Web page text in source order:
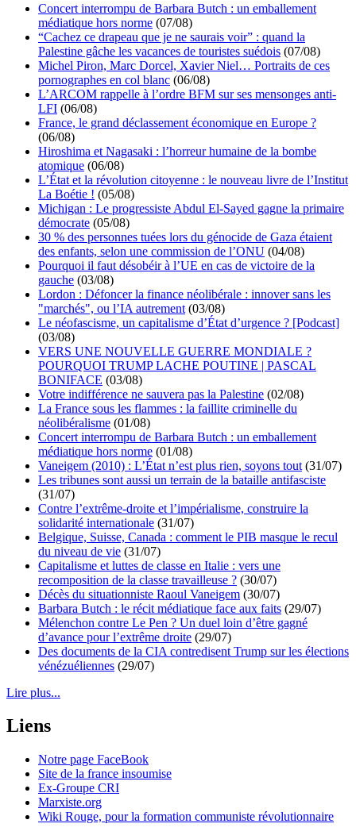
Concert interrompu de Barbara Butch : un emballement
médiatique hors norme (07/08)
“Cachez ce drapeau que je ne saurais voir” : quand la
Palestine gâche les vacances de touristes suédois (07/08)
Michel Piron, Marc Dorcel, Xavier Niel… Portraits de ces
pornographes en col blanc (06/08)
L’ARCOM rappelle à l’ordre BFM sur ses mensonges anti-
LFI (06/08)
France, le grand déclassement économique en Europe ?
(06/08)
Hiroshima et Nagasaki : l’horreur humaine de la bombe
atomique (06/08)
L’État et la révolution citoyenne : le nouveau livre de l’Institut
La Boétie ! (05/08)
Michigan : Le progressiste Abdul El-Sayed gagne la primaire
démocrate (05/08)
30 % des personnes tuées lors du génocide de Gaza étaient
des enfants, selon une commission de l’ONU (04/08)
Pourquoi il faut désobéir à l’UE en cas de victoire de la
gauche (03/08)
Lordon : Défoncer la finance néolibérale : innover sans les
"marchés", ou l’IA autrement (03/08)
Le néofascisme, un capitalisme d’État d’urgence ? [Podcast]
(03/08)
VERS UNE NOUVELLE GUERRE MONDIALE ?
POURQUOI TRUMP LACHE POUTINE | PASCAL
BONIFACE (03/08)
Votre indifférence ne sauvera pas la Palestine (02/08)
La France sous les flammes : la faillite criminelle du
néolibéralisme (01/08)
Concert interrompu de Barbara Butch : un emballement
médiatique hors norme (01/08)
Vaneigem (2010) : L’État n’est plus rien, soyons tout (31/07)
Les tribunes sont aussi un terrain de la bataille antifasciste
(31/07)
Contre l’extrême-droite et l’impérialisme, construire la
solidarité internationale (31/07)
Belgique, Suisse, Canada : comment le PIB masque le recul
du niveau de vie (31/07)
Capitalisme et luttes de classe en Italie : vers une
recomposition de la classe travailleuse ? (30/07)
Décès du situationniste Raoul Vaneigem (30/07)
Barbara Butch : le récit médiatique face aux faits (29/07)
Mélenchon contre Le Pen ? Un duel loin d’être gagné
d’avance pour l’extrême droite (29/07)
Des documents de la CIA contredisent Trump sur les élections
vénézuéliennes (29/07)
Lire plus...
Liens
Notre page FaceBook
Site de la france insoumise
Ex-Groupe CRI
Marxiste.org
Wiki Rouge, pour la formation communiste révolutionnaire